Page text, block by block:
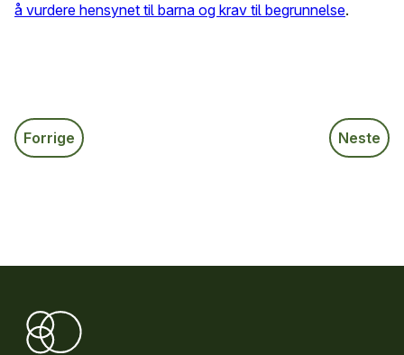
å vurdere hensynet til barna og krav til begrunnelse.
Forrige Neste